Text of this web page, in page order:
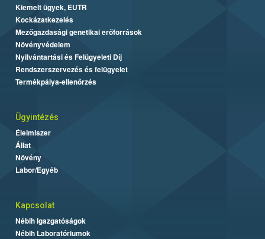
Kiemelt ügyek, EUTR
Kockázatkezelés
Mezőgazdasági genetikai erőforrások
Növényvédelem
Nyilvántartási és Felügyeleti Díj
Rendszerszervezés és felügyelet
Termékpálya-ellenőrzés
Ügyintézés
Élelmiszer
Állat
Növény
Labor/Egyéb
Kapcsolat
Nébih Igazgatóságok
Nébih Laboratóriumok